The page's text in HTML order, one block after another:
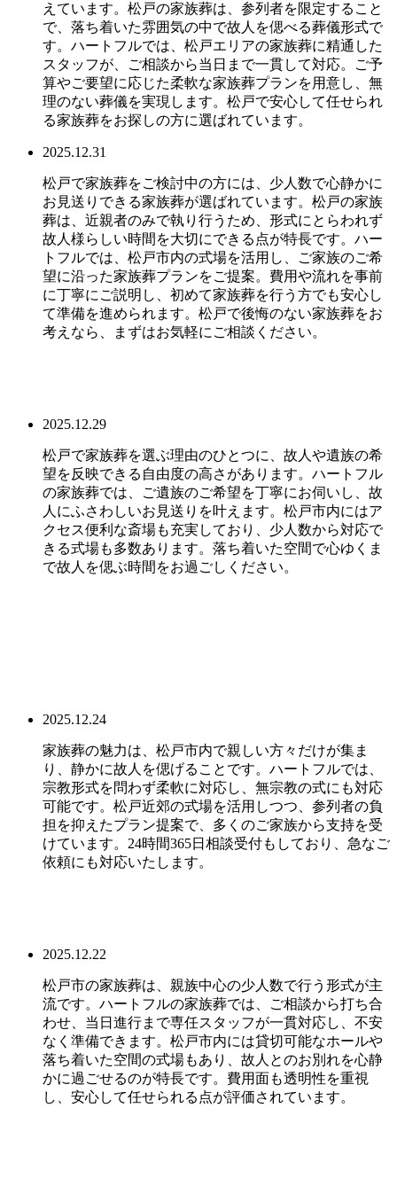
えています。松戸の家族葬は、参列者を限定すること
で、落ち着いた雰囲気の中で故人を偲べる葬儀形式で
す。ハートフルでは、松戸エリアの家族葬に精通した
スタッフが、ご相談から当日まで一貫して対応。ご予
算やご要望に応じた柔軟な家族葬プランを用意し、無
理のない葬儀を実現します。松戸で安心して任せられ
る家族葬をお探しの方に選ばれています。
2025.12.31
松戸で家族葬をご検討中の方には、少人数で心静かに
お見送りできる家族葬が選ばれています。松戸の家族
葬は、近親者のみで執り行うため、形式にとらわれず
故人様らしい時間を大切にできる点が特長です。ハー
トフルでは、松戸市内の式場を活用し、ご家族のご希
望に沿った家族葬プランをご提案。費用や流れを事前
に丁寧にご説明し、初めて家族葬を行う方でも安心し
て準備を進められます。松戸で後悔のない家族葬をお
考えなら、まずはお気軽にご相談ください。
2025.12.29
松戸で家族葬を選ぶ理由のひとつに、故人や遺族の希
望を反映できる自由度の高さがあります。ハートフル
の家族葬では、ご遺族のご希望を丁寧にお伺いし、故
人にふさわしいお見送りを叶えます。松戸市内にはア
クセス便利な斎場も充実しており、少人数から対応で
きる式場も多数あります。落ち着いた空間で心ゆくま
で故人を偲ぶ時間をお過ごしください。
2025.12.24
家族葬の魅力は、松戸市内で親しい方々だけが集ま
り、静かに故人を偲げることです。ハートフルでは、
宗教形式を問わず柔軟に対応し、無宗教の式にも対応
可能です。松戸近郊の式場を活用しつつ、参列者の負
担を抑えたプラン提案で、多くのご家族から支持を受
けています。24時間365日相談受付もしており、急なご
依頼にも対応いたします。
2025.12.22
松戸市の家族葬は、親族中心の少人数で行う形式が主
流です。ハートフルの家族葬では、ご相談から打ち合
わせ、当日進行まで専任スタッフが一貫対応し、不安
なく準備できます。松戸市内には貸切可能なホールや
落ち着いた空間の式場もあり、故人とのお別れを心静
かに過ごせるのが特長です。費用面も透明性を重視
し、安心して任せられる点が評価されています。